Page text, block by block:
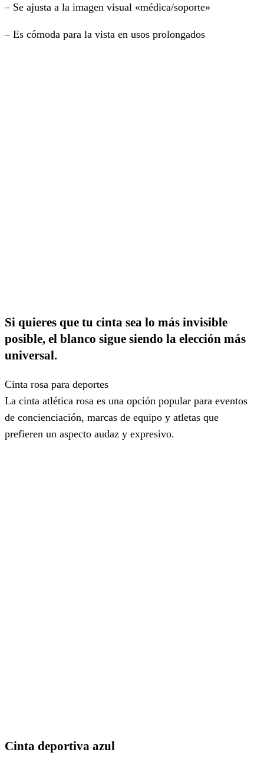
– Se ajusta a la imagen visual «médica/soporte»
– Es cómoda para la vista en usos prolongados
Si quieres que tu cinta sea lo más invisible
posible, el blanco sigue siendo la elección más
universal.
Cinta rosa para deportes
La cinta atlética rosa es una opción popular para eventos
de concienciación, marcas de equipo y atletas que
prefieren un aspecto audaz y expresivo.
Cinta deportiva azul